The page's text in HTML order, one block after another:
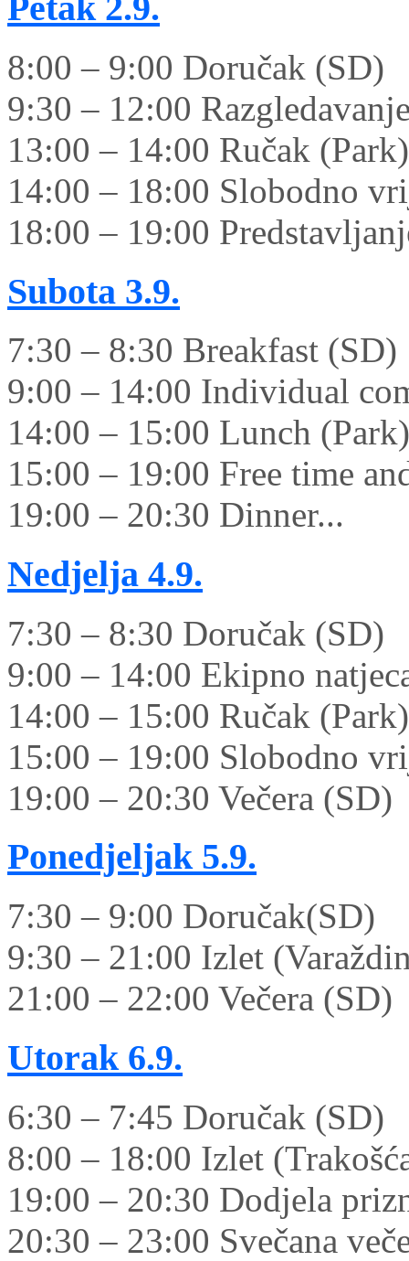
8:00 – 9:00 Doručak (SD)
9:30 – 12:00
13:00 – 14:00 Ručak (Park)
14:00 – 18:00 Slobodno
18:00 – 19:00
Subota 3.9.
7:30 – 8:30 Breakfast (SD)
9:00 – 14:00 Individual
14:00 – 15:00 Lunch (Park)
15:00 – 19:00 Free time
19:00 – 20:30 Dinner...
Nedjelja 4.9.
7:30 – 8:30 Doručak (SD)
9:00 – 14:00 Ekipno
14:00 – 15:00 Ručak (Park)
15:00 – 19:00 Slobodno
19:00 – 20:30 Večera (SD)
Ponedjeljak5.9.
7:30 – 9:00 Doručak(SD)
9:30 – 21:00 Izlet
21:00 – 22:00 Večera (SD)
Utorak 6.9.
6:30 – 7:45 Doručak (SD)
8:00 – 18:00 Izlet
19:00 – 20:30 Dodjela
20:30 – 23:00 Svečana